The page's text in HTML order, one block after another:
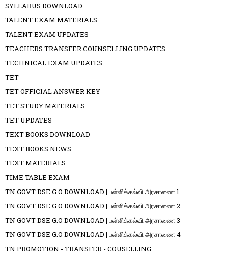
SYLLABUS DOWNLOAD
TALENT EXAM MATERIALS
TALENT EXAM UPDATES
TEACHERS TRANSFER COUNSELLING UPDATES
TECHNICAL EXAM UPDATES
TET
TET OFFICIAL ANSWER KEY
TET STUDY MATERIALS
TET UPDATES
TEXT BOOKS DOWNLOAD
TEXT BOOKS NEWS
TEXT MATERIALS
TIME TABLE EXAM
TN GOVT DSE G.O DOWNLOAD | பள்ளிக்கல்வி அரசாணை 1
TN GOVT DSE G.O DOWNLOAD | பள்ளிக்கல்வி அரசாணை 2
TN GOVT DSE G.O DOWNLOAD | பள்ளிக்கல்வி அரசாணை 3
TN GOVT DSE G.O DOWNLOAD | பள்ளிக்கல்வி அரசாணை 4
TN PROMOTION - TRANSFER - COUSELLING